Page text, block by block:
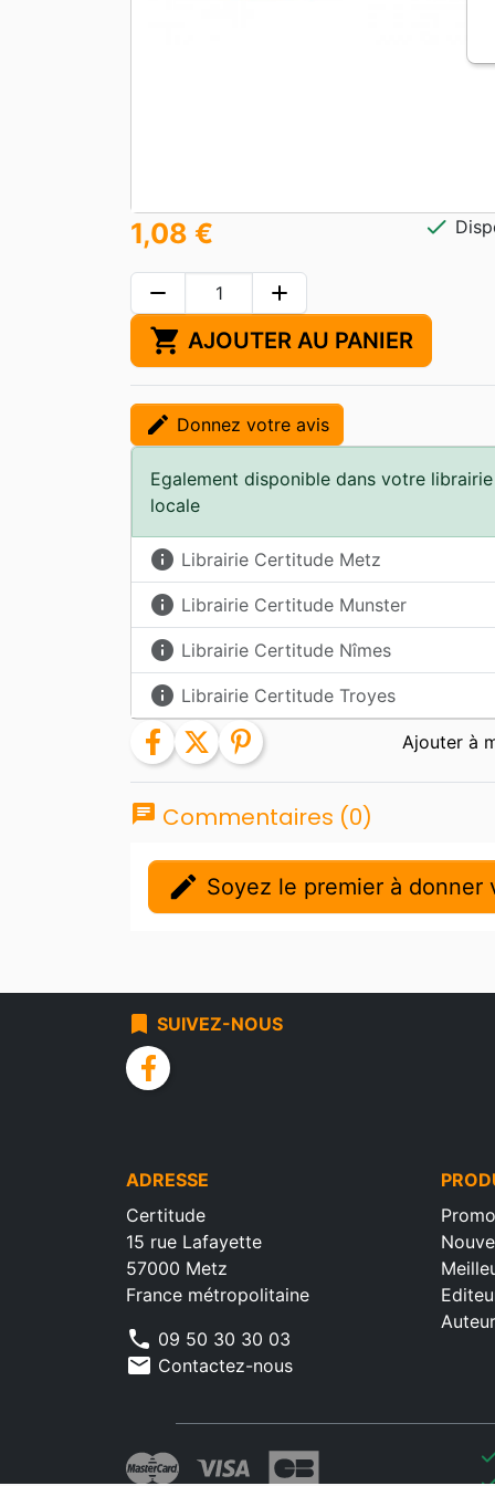
1,08 € check
remove add
shopping_cart AJOUTER AU PANIER
edit Donnez votre avis
Egalement disponible dans votre librairie
locale
info Librairie Certitude Metz
info Librairie Certitude Munster
info Librairie Certitude Nîmes
info Librairie Certitude Troyes
facebook twitter pinterest
chat Commentaires (0)
edit Soyez le premier à donner
bookmark SUIVEZ-NOUS
facebook
ADRESSE
Certitude
15 rue Lafayette
57000 Metz
France métropolitaine
phone 09 50 30 30 03
mail Contactez-nous